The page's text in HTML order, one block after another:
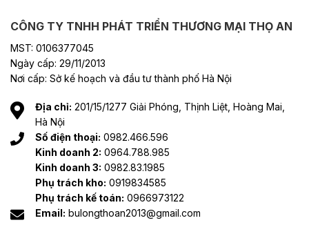
CÔNG TY TNHH PHÁT TRIỂN THƯƠNG MẠI THỌ AN
MST: 0106377045
Ngày cấp: 29/11/2013
Nơi cấp: Sở kế hoạch và đầu tư thành phố Hà Nội
Địa chỉ: 201/15/1277 Giải Phóng, Thịnh Liệt, Hoàng Mai,
Hà Nội
Số điện thoại: 0982.466.596
Kinh doanh 2: 0964.788.985
Kinh doanh 3: 0982.83.1985
Phụ trách kho: 0919834585
Phụ trách kế toán: 0966973122
Email: bulongthoan2013@gmail.com